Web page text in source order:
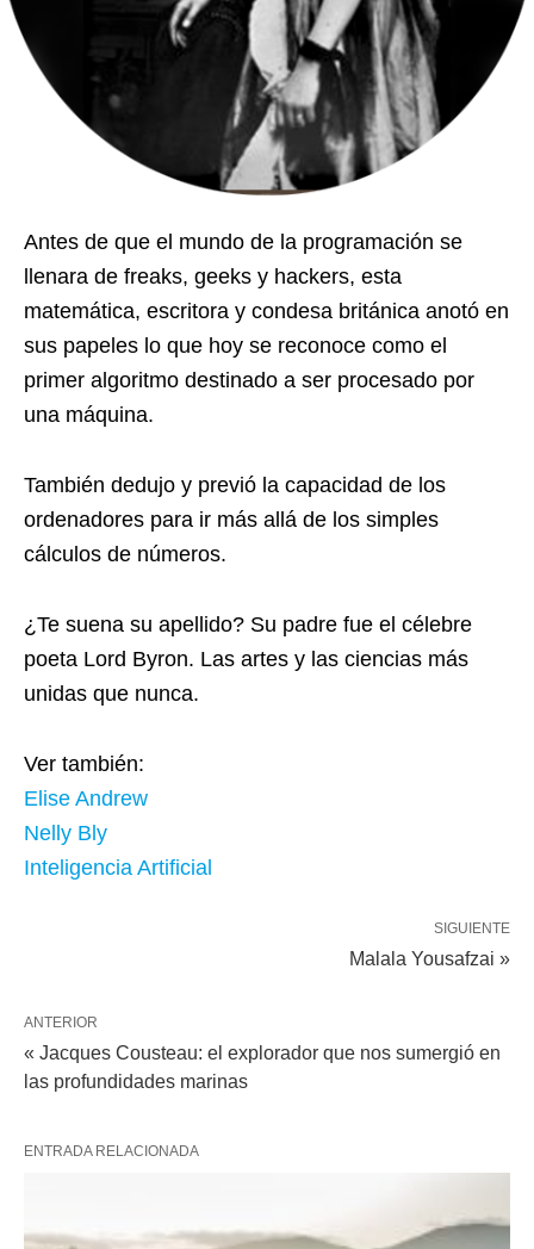
Antes de que el mundo de la programación se
llenara de freaks, geeks y hackers, esta
matemática, escritora y condesa británica anotó en
sus papeles lo que hoy se reconoce como el
primer algoritmo destinado a ser procesado por
una máquina.
También dedujo y previó la capacidad de los
ordenadores para ir más allá de los simples
cálculos de números.
¿Te suena su apellido? Su padre fue el célebre
poeta Lord Byron. Las artes y las ciencias más
unidas que nunca.
Ver también:
Elise Andrew
Nelly Bly
Inteligencia Artificial
SIGUIENTE
Malala Yousafzai »
ANTERIOR
« Jacques Cousteau: el explorador que nos sumergió en
las profundidades marinas
ENTRADA RELACIONADA